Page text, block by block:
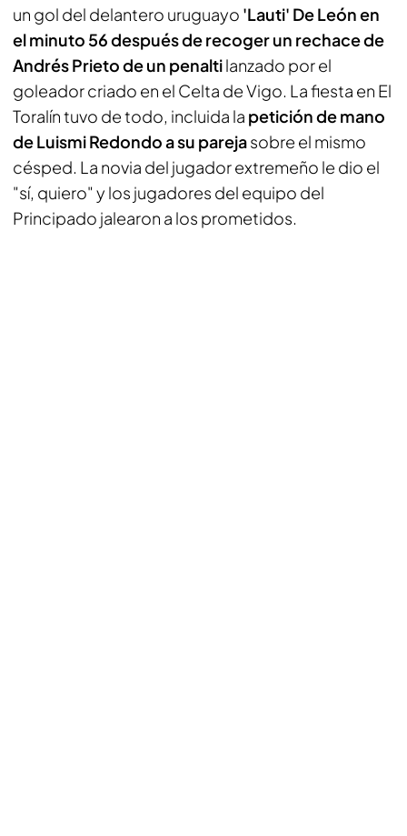
un gol del delantero uruguayo 'Lauti' De León en
el minuto 56 después de recoger un rechace de
Andrés Prieto de un penaltilanzado por el
goleador criado en el Celta de Vigo. La fiesta en El
Toralín tuvo de todo, incluida la petición de mano
de Luismi Redondo a su parejasobre el mismo
césped. La novia del jugador extremeño le dio el
"sí, quiero" y los jugadores del equipo del
Principado jalearon a los prometidos.